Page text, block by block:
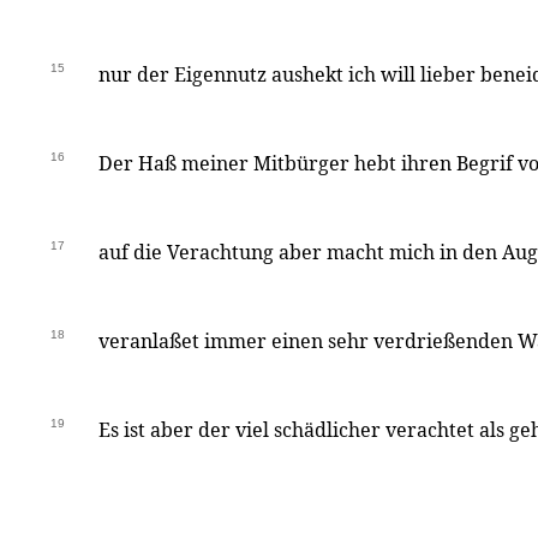
15 nur der Eigennutz aushekt ich will lieber
16 Der Haß meiner Mitbürger hebt ihren Begrif
17 auf die Verachtung aber macht mich in den
18 veranlaßet immer einen sehr verdrießenden
19 Es ist aber der viel schädlicher verachtet als